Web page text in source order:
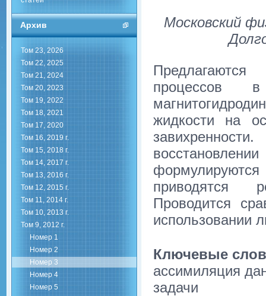
Архив
Том 23, 2026
Том 22, 2025
Том 21, 2024
Том 20, 2023
Том 19, 2022
Том 18, 2021
Том 17, 2020
Том 16, 2019 г.
Том 15, 2018 г.
Том 14, 2017 г.
Том 13, 2016 г.
Том 12, 2015 г.
Том 11, 2014 г.
Том 10, 2013 г.
Том 9, 2012 г.
Номер 1
Номер 2
Номер 3
Номер 4
Номер 5
Московский
процессов
жидкости на
приводятся
Проводится
использовании
Ключевые
ассимиляция
задачи